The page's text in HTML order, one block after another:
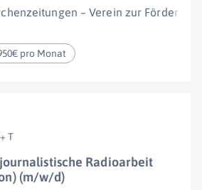
– Verein zur Förderung
pro Monat
T
Radioarbeit
(m/w/d)